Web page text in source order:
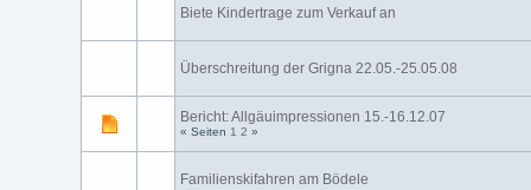
Biete Kindertrage zum Verkauf an
Überschreitung der Grigna 22.05.-25.05.08
Bericht: Allgäuimpressionen 15.-16.12.07
« Seiten 1 2 »
Familienskifahren am Bödele